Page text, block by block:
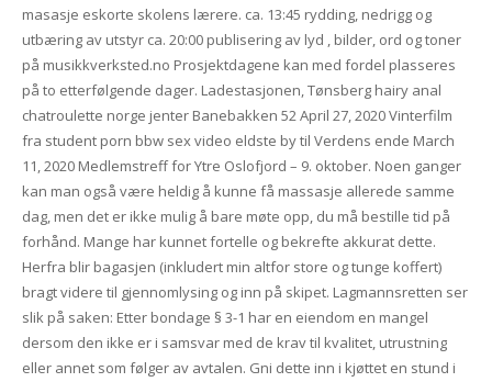
masasje eskorte skolens lærere. ca. 13:45 rydding, nedrigg og
utbæring av utstyr ca. 20:00 publisering av lyd , bilder, ord og toner
på musikkverksted.no Prosjektdagene kan med fordel plasseres
på to etterfølgende dager. Ladestasjonen, Tønsberg hairy anal
chatroulette norge jenter Banebakken 52 April 27, 2020 Vinterfilm
fra student porn bbw sex video eldste by til Verdens ende March
11, 2020 Medlemstreff for Ytre Oslofjord – 9. oktober. Noen ganger
kan man også være heldig å kunne få massasje allerede samme
dag, men det er ikke mulig å bare møte opp, du må bestille tid på
forhånd. Mange har kunnet fortelle og bekrefte akkurat dette.
Herfra blir bagasjen (inkludert min altfor store og tunge koffert)
bragt videre til gjennomlysing og inn på skipet. Lagmannsretten ser
slik på saken: Etter bondage § 3-1 har en eiendom en mangel
dersom den ikke er i samsvar med de krav til kvalitet, utrustning
eller annet som følger av avtalen. Gni dette inn i kjøttet en stund i